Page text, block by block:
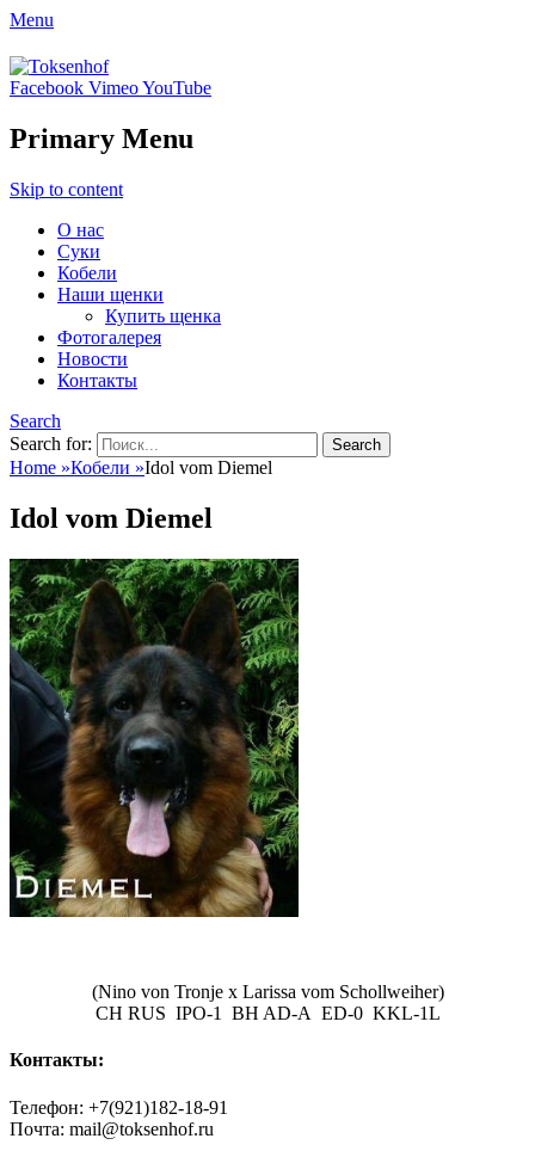
Menu
Toksenhof
Питомник немецких овчарок элитного
разведения
Facebook VimeoYouTube
Primary Menu
Skip to content
О нас
Суки
Кобели
Наши щенки
Купить щенка
Фотогалерея
Новости
Контакты
Search
Search for:
Home »Кобели »Idol vom Diemel
Idol vom Diemel
(Nino von Tronje x Larissa vom Schollweiher)
CH RUS IPO-1 BH AD-A ED-0 KKL-1L
Контакты:
Телефон: +7(921)182-18-91
Почта: mail@toksenhof.ru